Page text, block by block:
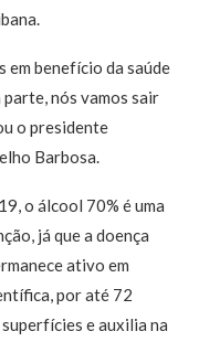
em benefício da saúde
parte, nós vamos sair
o presidente
Barbosa.
o álcool 70% é uma
já que a doença
ativo em
por até 72
e auxilia na